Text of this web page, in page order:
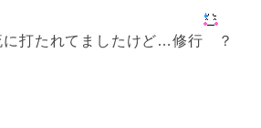
に打たれてましたけど…修行 ？